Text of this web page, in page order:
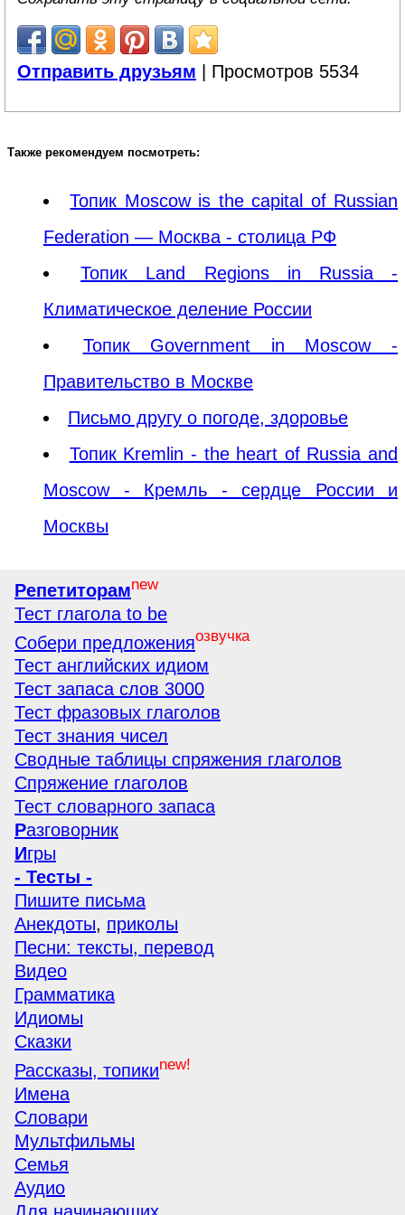
Отправить друзьям | Просмотров 5534
Также рекомендуем посмотреть:
Топик Moscow is the capital of Russian
Federation — Москва - cтолица РФ
Топик Land Regions in Russia -
Климатическое деление России
Топик Government in Moscow -
Правительство в Москве
Письмо другу о погоде, здоровье
Топик Kremlin - the heart of Russia and
Moscow - Кремль - сердце России и
Москвы
Репетиторамnew
Тест глагола to be
Собери предложенияозвучка
Тест английских идиом
Тест запаса слов 3000
Тест фразовых глаголов
Тест знания чисел
Сводные таблицы спряжения глаголов
Спряжение глаголов
Тест словарного запаса
Разговорник
Игры
- Тесты -
Пишите письма
Анекдоты, приколы
Песни: тексты, перевод
Видео
Грамматика
Идиомы
Сказки
Рассказы, топикиnew!
Имена
Словари
Мультфильмы
Семья
Аудио